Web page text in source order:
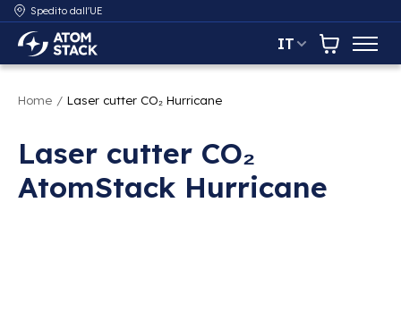
Spedito dall'UE
AtomStack Europe IT Carrello
Home / Laser cutter CO₂ Hurricane
Laser cutter CO₂
AtomStack Hurricane